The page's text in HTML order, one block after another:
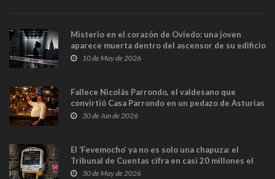
Misterio en el corazón de Oviedo: una joven
aparece muerta dentro del ascensor de su edificio
y las cámaras captan sus últimos minutos
10 de May de 2026
Fallece Nicolás Parrondo, el valdesano que
convirtió Casa Parrondo en un pedazo de Asturias
en Madrid
30 de Jun de 2026
El ‘Fevemocho’ ya no es solo una chapuza: el
Tribunal de Cuentas cifra en casi 20 millones el
sobrecoste de los trenes que no cabían por los
30 de May de 2026